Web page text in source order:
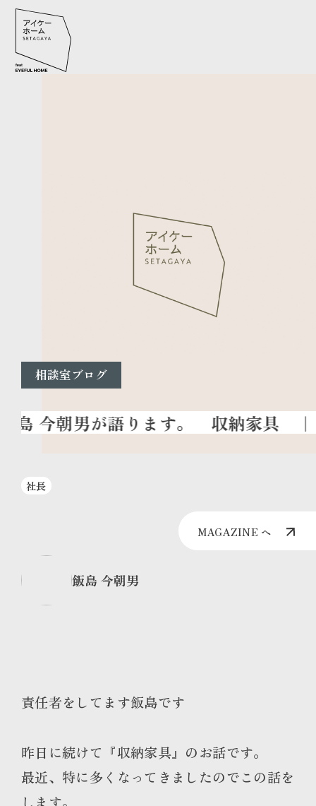
相談室ブログ
収納家具
社長
MAGAZINE へ
飯島 今朝男
責任者をしてます飯島です
昨日に続けて『収納家具』のお話です。
最近、特に多くなってきましたのでこの話を
します。